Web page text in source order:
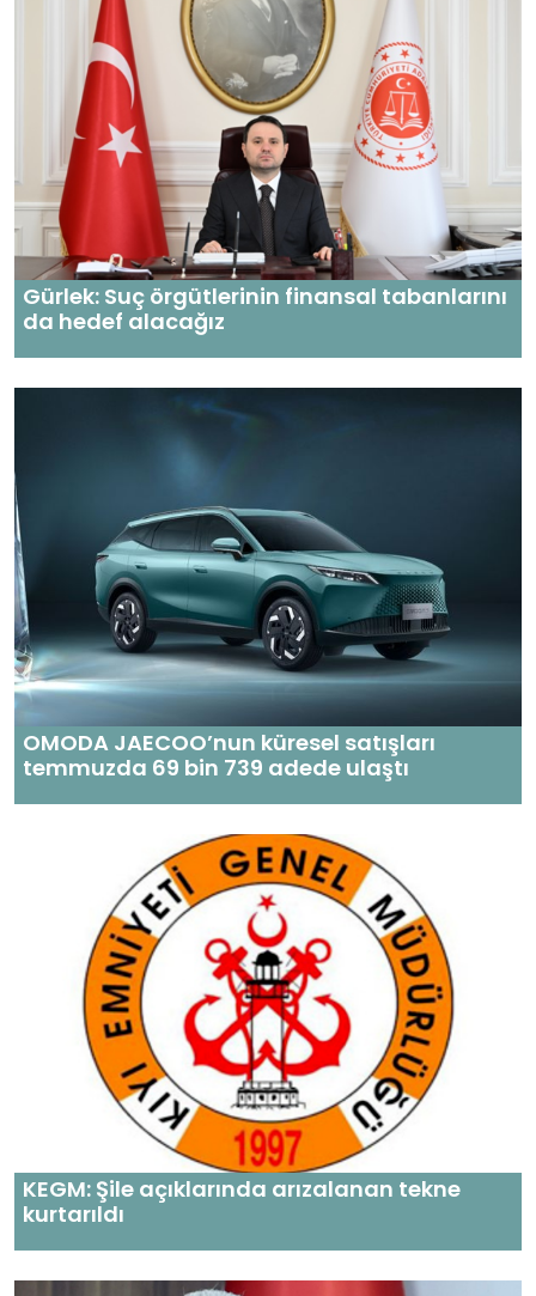
Gürlek: Suç örgütlerinin finansal tabanlarını
da hedef alacağız
OMODA JAECOO’nun küresel satışları
temmuzda 69 bin 739 adede ulaştı
KEGM: Şile açıklarında arızalanan tekne
kurtarıldı